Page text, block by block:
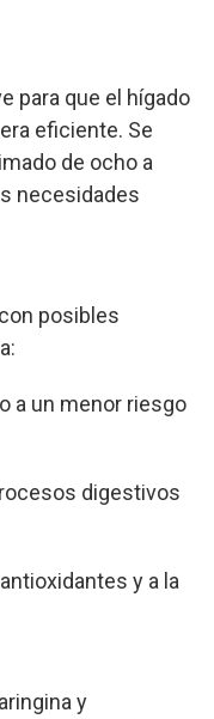
para que el hígado
eficiente. Se
de ocho a
necesidades
posibles
a un menor riesgo
digestivos
y a la
y